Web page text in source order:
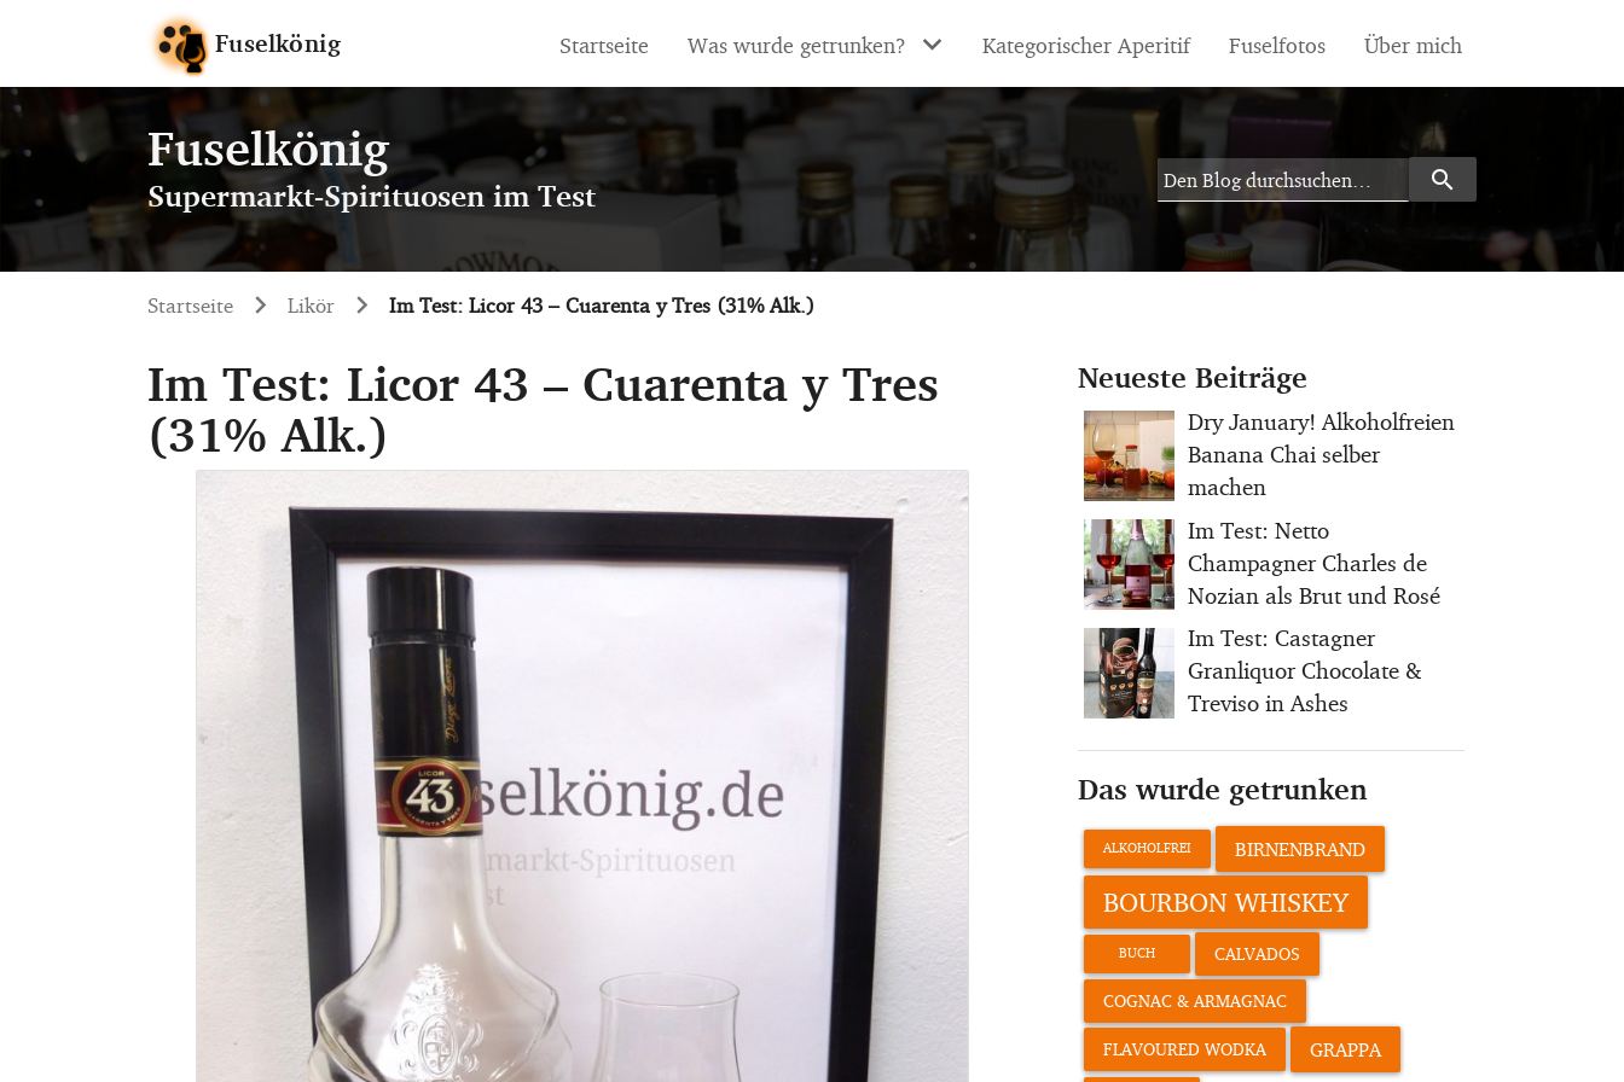
Fuselkönig Startseite Was wurde getrunken? Kategorischer Aperitif Fuselfotos Über mich
Fuselkönig
Supermarkt-Spirituosen im Test Search search
Startseite Likör Im Test: Licor 43 – Cuarenta y Tres (31% Alk.)
Im Test: Licor 43 – Cuarenta y Tres
(31% Alk.)
Neueste Beiträge
Dry January! Alkoholfreien
Banana Chai selber
machen
Im Test: Netto
Champagner Charles de
Nozian als Brut und Rosé
Im Test: Castagner
Granliquor Chocolate &
Treviso in Ashes
Das wurde getrunken
ALKOHOLFREI BIRNENBRAND
BOURBON WHISKEY
BUCH CALVADOS
COGNAC & ARMAGNAC
FLAVOURED WODKA GRAPPA